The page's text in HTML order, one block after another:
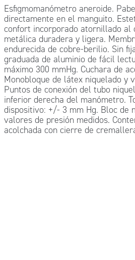
Esfigmomanómetro aneroide.
directamente en el manguito.
confort incorporado atornillado al
metálica duradera y ligera.
endurecida de cobre-berilio. Sin
graduada de aluminio de fácil
máximo 300 mmHg. Cuchara de
Monobloque de látex niquelado y
Puntos de conexión del tubo
inferior derecha del manómetro.
dispositivo: +/- 3 mm Hg. Bloc de
valores de presión medidos.
acolchada con cierre de